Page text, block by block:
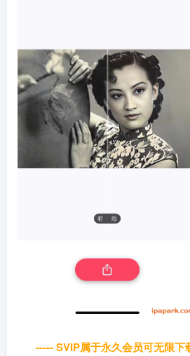
----- SVIP属于永久会员可无限下